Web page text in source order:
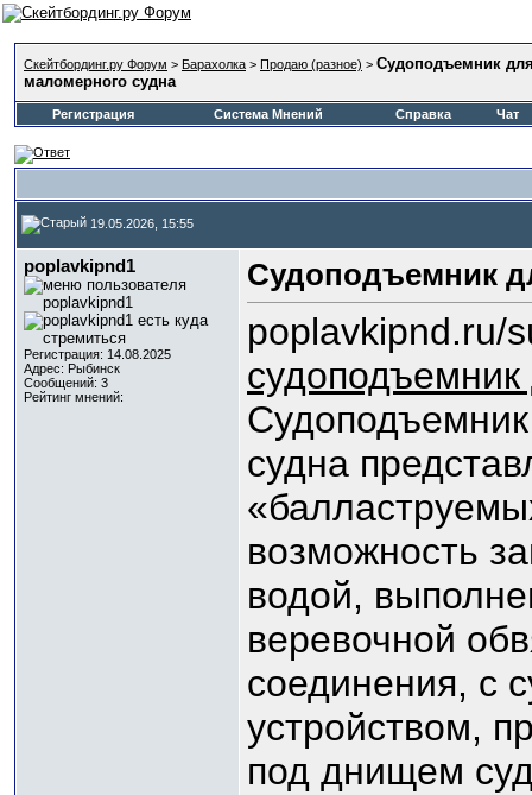
Скейтбординг.ру Форум > Барахолка > Продаю (разное) > Судоподъемник
маломерного судна
Регистрация Система Мнений Справка Чат
19.05.2026, 15:55
poplavkipnd1
Регистрация: 14.08.2025
Адрес: Рыбинск
Сообщений: 3
Рейтинг мнений:
Судоподъемник
poplavkipnd.ru/
судна
возможность
водой,
веревочной
соединения, с
устройством,
под днищем